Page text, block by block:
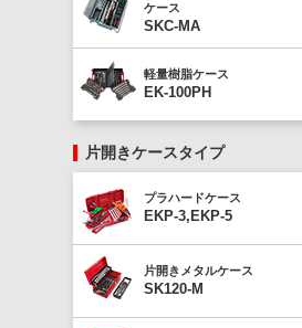
ケース
SKC-MA
軽量樹脂ケース
EK-100PH
片開きケースタイプ
プラハードケース
EKP-3,EKP-5
片開きメタルケース
SK120-M